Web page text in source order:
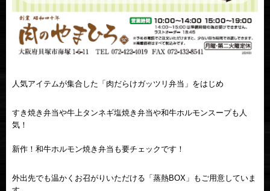
人気アイテムが集合した「肉だらけガッツリ弁当」をはじめ
すき焼き弁当や牛上タンネギ塩焼き弁当や和牛ホルモンスープも人
気！
新作！和牛ホルモン焼き弁当も要チェックです！
外出先でも温かくお召がりいただける「蒸熱BOX」もご用意していま